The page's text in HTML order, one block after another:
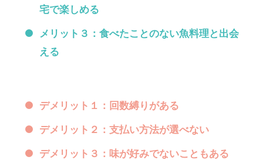
宅で楽しめる
メリット３：食べたことのない魚料理と出会
える
デメリット１：回数縛りがある
デメリット２：支払い方法が選べない
デメリット３：味が好みでないこともある